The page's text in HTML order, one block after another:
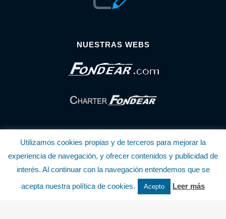
NUESTRAS WEBS
© Copyright Fondear, S.L.
Aunque se consideran exactas, declinamos toda responsabilidad sobre la
Utilizamos cookies propias y de terceros para mejorar la
experiencia de navegación, y ofrecer contenidos y publicidad de
interés. Al continuar con la navegación entendemos que se
acepta nuestra política de cookies.
Acepto Leer más